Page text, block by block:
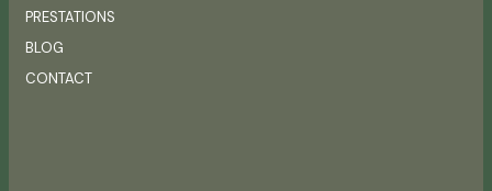
PRESTATIONS
BLOG
CONTACT